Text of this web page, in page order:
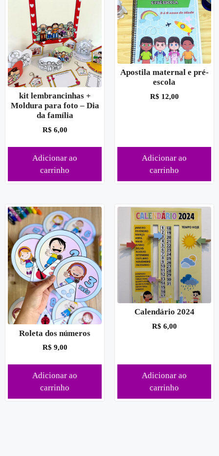
kit lembrancinhas +
Moldura para foto – Dia
da família
R$ 6,00
Adicionar ao
carrinho
Apostila maternal e pré-
escola
R$ 12,00
Adicionar ao
carrinho
Roleta dos números
R$ 9,00
Adicionar ao
carrinho
Calendário 2024
R$ 6,00
Adicionar ao
carrinho